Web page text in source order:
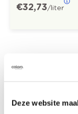
Deze website
€ 32,73/liter
Off white